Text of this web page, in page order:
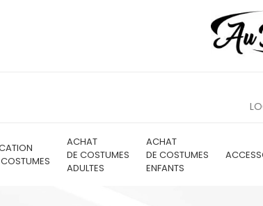
ACHAT
DE COSTUMES
ADULTES
ACHAT
DE COSTUMES
ENFANTS